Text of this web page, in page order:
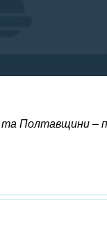
та Полтавщини –